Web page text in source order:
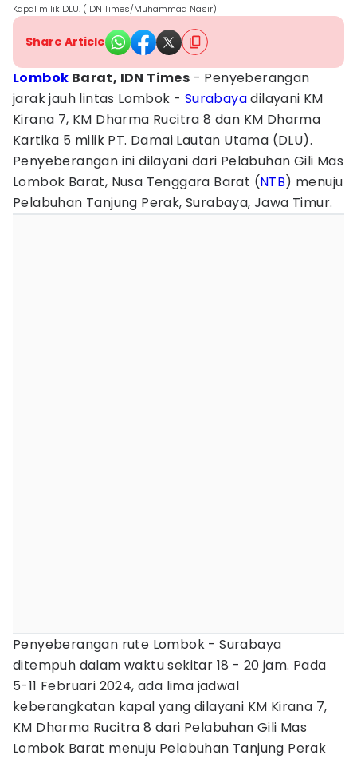
Kapal milik DLU. (IDN Times/Muhammad Nasir)
Share Article
Lombok Barat, IDN Times - Penyeberangan
jarak jauh lintas Lombok - Surabayadilayani KM
Kirana 7, KM Dharma Rucitra 8 dan KM Dharma
Kartika 5 milik PT. Damai Lautan Utama (DLU).
Penyeberangan ini dilayani dari Pelabuhan Gili Mas
Lombok Barat, Nusa Tenggara Barat (NTB) menuju
Pelabuhan Tanjung Perak, Surabaya, Jawa Timur.
Penyeberangan rute Lombok - Surabaya
ditempuh dalam waktu sekitar 18 - 20 jam. Pada
5-11 Februari 2024, ada lima jadwal
keberangkatan kapal yang dilayani KM Kirana 7,
KM Dharma Rucitra 8 dari Pelabuhan Gili Mas
Lombok Barat menuju Pelabuhan Tanjung Perak